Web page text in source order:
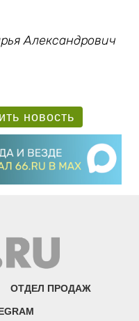
Александрович
новость
ОТДЕЛ ПРОДАЖ